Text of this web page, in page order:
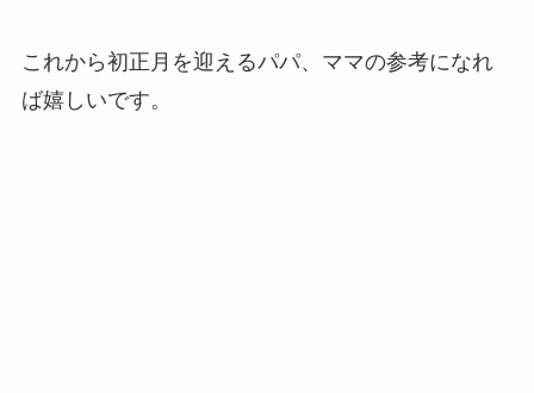
これから初正月を迎えるパパ、ママの参考になれ
ば嬉しいです。